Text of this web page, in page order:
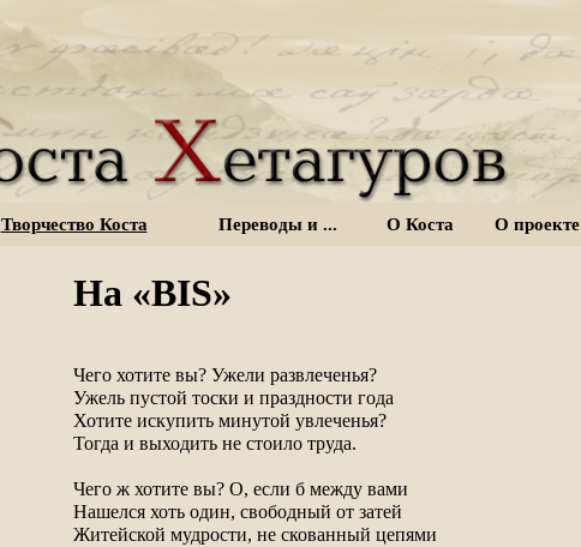
Творчество Коста Переводы и ... О Коста О проекте
На «BIS»
Чего хотите вы? Ужели развлеченья?
Ужель пустой тоски и праздности года
Хотите искупить минутой увлеченья?
Тогда и выходить не стоило труда.
Чего ж хотите вы? О, если б между вами
Нашелся хоть один, свободный от затей
Житейской мудрости, не скованный цепями